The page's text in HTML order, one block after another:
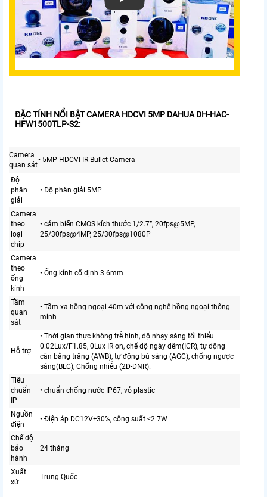
ĐẶC TÍNH NỔI BẬT CAMERA HDCVI 5MP DAHUA DH-HAC-
HFW1500TLP-S2:
Camera
quan sát
• 5MP HDCVI IR Bullet Camera
Độ
phân
giải
• Độ phân giải 5MP
Camera
theo
loại
chip
• cảm biến CMOS kích thước 1/2.7”, 20fps@5MP,
25/30fps@4MP, 25/30fps@1080P
Camera
theo
ống
kính
• Ống kính cố định 3.6mm
Tầm
quan
sát
• Tầm xa hồng ngoại 40m với công nghệ hồng ngoại thông
minh
Hỗ trợ
• Thời gian thực không trễ hình, độ nhạy sáng tối thiểu
0.02Lux/F1.85, 0Lux IR on, chế độ ngày đêm(ICR), tự động
cân bằng trắng (AWB), tự động bù sáng (AGC), chống ngược
sáng(BLC), Chống nhiễu (2D-DNR).
Tiêu
chuẩn
IP
• chuẩn chống nước IP67, vỏ plastic
Nguồn
điện
• Điện áp DC12V±30%, công suất <2.7W
Chế độ
bảo
hành
24 tháng
Xuất
xứ
Trung Quốc